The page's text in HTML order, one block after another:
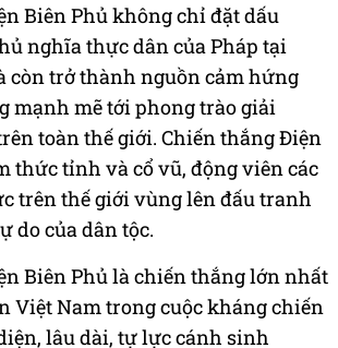
Biên Phủ không chỉ đặt dấu
nghĩa thực dân của Pháp tại
còn trở thành nguồn cảm hứng
mạnh mẽ tới phong trào giải
toàn thế giới. Chiến thắng Điện
thức tỉnh và cổ vũ, động viên các
trên thế giới vùng lên đấu tranh
do của dân tộc.
Biên Phủ là chiến thắng lớn nhất
Việt Nam trong cuộc kháng chiến
lâu dài, tự lực cánh sinh